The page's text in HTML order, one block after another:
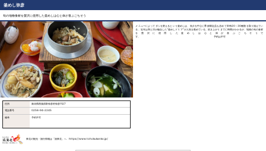
釜めし弥彦
旬の地物食材を贅沢に使用した釜めしは心と体が喜ぶごちそう
メニューによってダシを変えるという釜めしは、魚介を中心に季節限定品も含めて常時20～30種類を取り揃えてい
る。近年は和と洋が融合した“釜めしドリア”が人気を集めている。炊き上がりまでに時間がかかるが、地物の旬の食材
を贅沢に使用した釜めしは心と体が喜ぶごちそうで
す。 予約は不可
住所 新潟県西蒲原郡弥彦村弥彦1127
電話番号 0256-94-2245
備考 予約不可
東北の観光・旅行情報は「旅東北」へ https://www.tohokukanko.jp/